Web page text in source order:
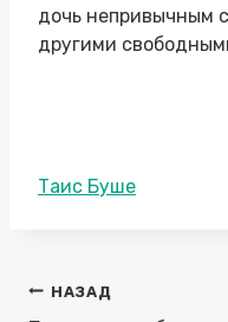
дочь непривычным
другими
Метки
Таис Буше
Навигация
НАЗАД